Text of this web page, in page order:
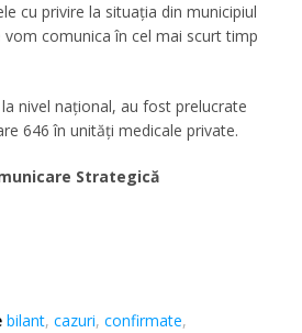
cu privire la situația din municipiul
comunica în cel mai scurt timp
nivel național, au fost prelucrate
646 în unități medicale private.
Strategică
bilant,cazuri,confirmate,